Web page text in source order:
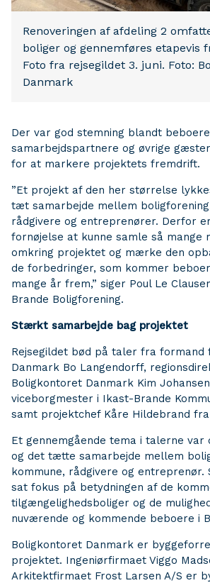
Renoveringen af afdeling 2
boliger og gennemføres etapevis
Foto fra rejsegildet 3. juni. Foto:
Danmark
Der var god stemning blandt
samarbejdspartnere og øvrige
for at markere projektets fremdrift.
”Et projekt af den her størrelse
tæt samarbejde mellem
rådgivere og entreprenører. Derfor
fornøjelse at kunne samle så mange
omkring projektet og mærke den
de forbedringer, som kommer
mange år frem,” siger Poul Le
Brande Boligforening.
Stærkt samarbejde bag projektet
Rejsegildet bød på taler fra formand
Danmark Bo Langendorff,
Boligkontoret Danmark Kim
viceborgmester i Ikast-Brande
samt projektchef Kåre Hildebrand
Et gennemgående tema i talerne var
og det tætte samarbejde mellem
kommune, rådgivere og entreprenør.
sat fokus på betydningen af de
tilgængelighedsboliger og de
nuværende og kommende beboere i
Boligkontoret Danmark er
projektet. Ingeniørfirmaet Viggo
Arkitektfirmaet Frost Larsen A/S er